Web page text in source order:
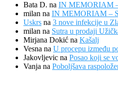
Bata D. na IN MEMORIAM
milan na IN MEMORIAM –
Uskrs na 3 nove infekcije u
milan na Sutra u prodaji
Mirjana Dokić na Kašalj
Vesna na U procepu između
Jakovljevic na Posao koji se
Vanja na Poboljšava